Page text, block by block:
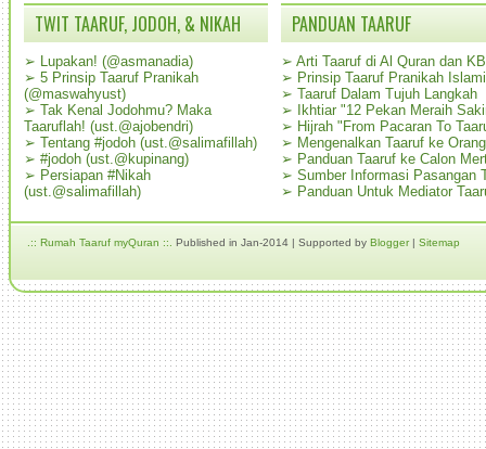
TWIT TAARUF, JODOH, & NIKAH
➢ Lupakan! (@asmanadia)
➢ 5 Prinsip Taaruf Pranikah
(@maswahyust)
➢ Tak Kenal Jodohmu? Maka
Taaruflah! (ust.@ajobendri)
➢ Tentang #jodoh (ust.@salimafillah)
➢ #jodoh (ust.@kupinang)
➢ Persiapan #Nikah
(ust.@salimafillah)
PANDUAN TAARUF
➢ Arti Taaruf di Al Quran dan
➢ Prinsip Taaruf Pranikah Islami
➢ Taaruf Dalam Tujuh Langkah
➢
Ikhtiar "12 Pekan Meraih
➢ Hijrah "From Pacaran To
➢ Mengenalkan Taaruf ke
➢ Panduan Taaruf ke Calon
➢ Sumber Informasi Pasangan
➢ Panduan Untuk Mediator
.:: Rumah Taaruf myQuran ::. Published in Jan-2014 | Supported by Blogger| Sitemap